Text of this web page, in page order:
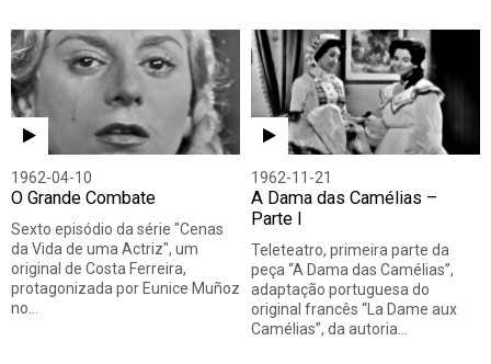
1962-04-10
O Grande Combate
Sexto episódio da série "Cenas
da Vida de uma Actriz", um
original de Costa Ferreira,
protagonizada por Eunice Muñoz
no…
1962-11-21
A Dama das Camélias –
Parte I
Teleteatro, primeira parte da
peça “A Dama das Camélias”,
adaptação portuguesa do
original francês “La Dame aux
Camélias”, da autoria…